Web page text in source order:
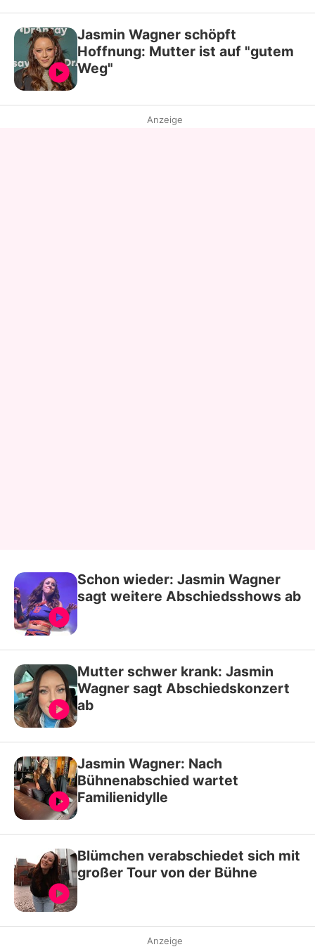
Jasmin Wagner schöpft
Hoffnung: Mutter ist auf "gutem
Weg"
Anzeige
Schon wieder: Jasmin Wagner
sagt weitere Abschiedsshows ab
Mutter schwer krank: Jasmin
Wagner sagt Abschiedskonzert
ab
Jasmin Wagner: Nach
Bühnenabschied wartet
Familienidylle
Blümchen verabschiedet sich mit
großer Tour von der Bühne
Anzeige